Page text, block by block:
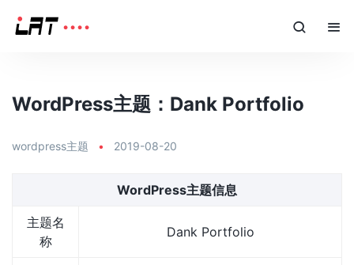
WordPress主题：Dank Portfolio
wordpress主题 • 2019-08-20
WordPress主题信息
主题名
称
Dank Portfolio